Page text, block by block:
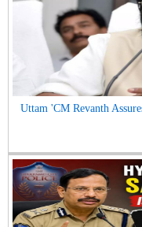
Uttam 'CM Revanth